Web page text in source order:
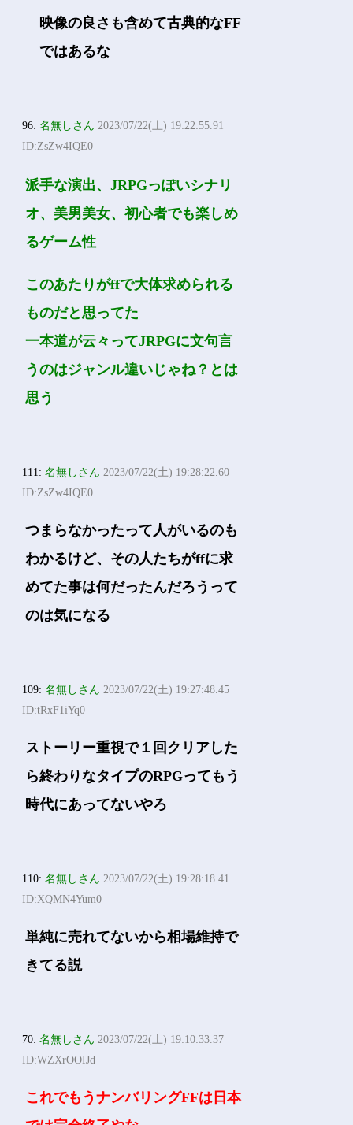
映像の良さも含めて古典的なFF
ではあるな
96:名無しさん 2023/07/22(土) 19:22:55.91
ID:ZsZw4IQE0
派手な演出、JRPGっぽいシナリ
オ、美男美女、初心者でも楽しめ
るゲーム性
このあたりがffで大体求められる
ものだと思ってた
一本道が云々ってJRPGに文句言
うのはジャンル違いじゃね？とは
思う
111:名無しさん 2023/07/22(土) 19:28:22.60
ID:ZsZw4IQE0
つまらなかったって人がいるのも
わかるけど、その人たちがffに求
めてた事は何だったんだろうって
のは気になる
109:名無しさん 2023/07/22(土) 19:27:48.45
ID:tRxF1iYq0
ストーリー重視で１回クリアした
ら終わりなタイプのRPGってもう
時代にあってないやろ
110:名無しさん 2023/07/22(土) 19:28:18.41
ID:XQMN4Yum0
単純に売れてないから相場維持で
きてる説
70:名無しさん 2023/07/22(土) 19:10:33.37
ID:WZXrOOIJd
これでもうナンバリングFFは日本